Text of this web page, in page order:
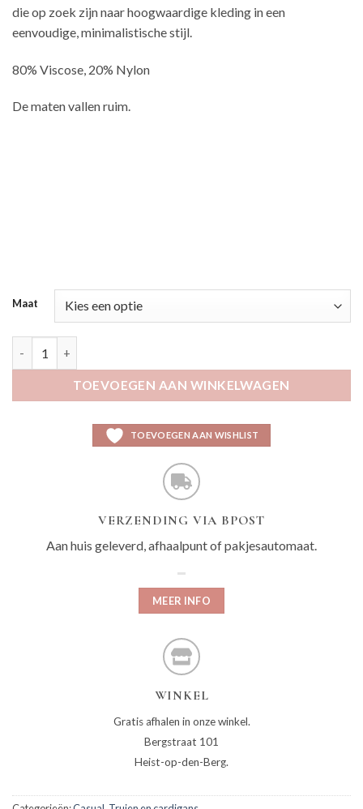
die op zoek zijn naar hoogwaardige kleding in een
eenvoudige, minimalistische stijl.
80% Viscose, 20% Nylon
De maten vallen ruim.
Maat
TOEVOEGEN AAN WINKELWAGEN
TOEVOEGEN AAN WISHLIST
VERZENDING VIA BPOST
Aan huis geleverd, afhaalpunt of pakjesautomaat.
MEER INFO
WINKEL
Gratis afhalen in onze winkel.
Bergstraat 101
Heist-op-den-Berg.